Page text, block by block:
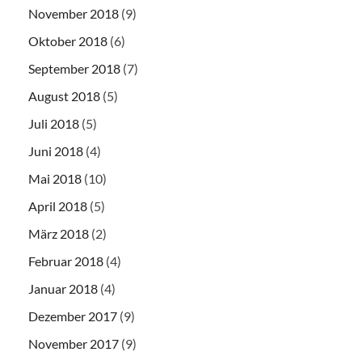
November 2018 (9)
Oktober 2018 (6)
September 2018 (7)
August 2018 (5)
Juli 2018 (5)
Juni 2018 (4)
Mai 2018 (10)
April 2018 (5)
März 2018 (2)
Februar 2018 (4)
Januar 2018 (4)
Dezember 2017 (9)
November 2017 (9)